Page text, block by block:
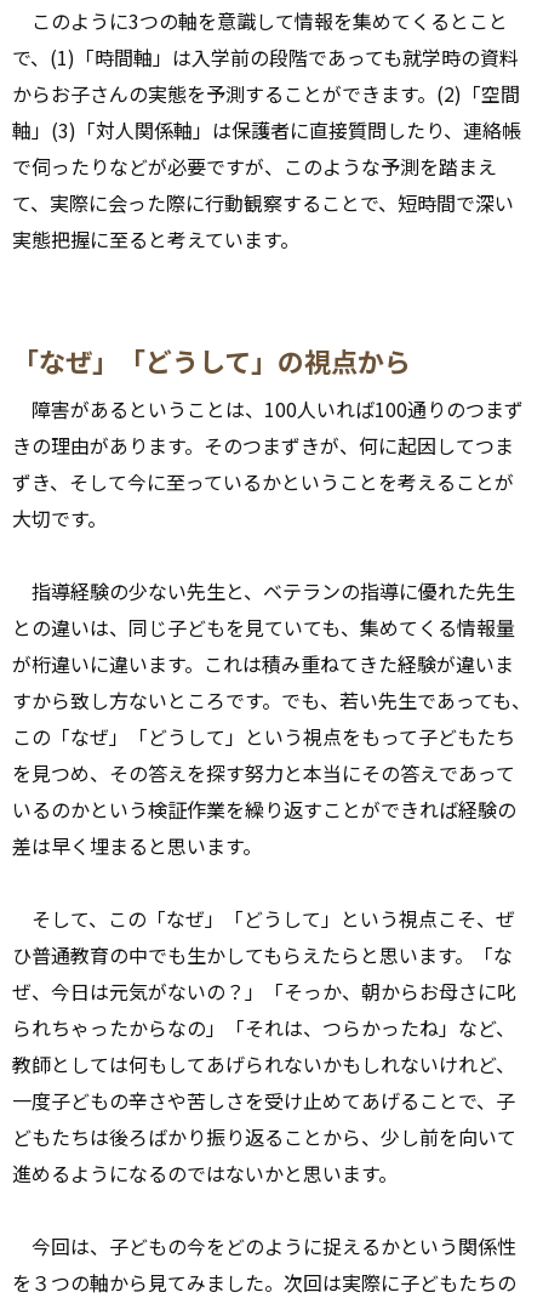
このように3つの軸を意識して情報を集めてくるとこと
で、(1)「時間軸」は入学前の段階であっても就学時の資料
からお子さんの実態を予測することができます。(2)「空間
軸」(3)「対人関係軸」は保護者に直接質問したり、連絡帳
で伺ったりなどが必要ですが、このような予測を踏まえ
て、実際に会った際に行動観察することで、短時間で深い
実態把握に至ると考えています。
「なぜ」「どうして」の視点から
障害があるということは、100人いれば100通りのつまず
きの理由があります。そのつまずきが、何に起因してつま
ずき、そして今に至っているかということを考えることが
大切です。
指導経験の少ない先生と、ベテランの指導に優れた先生
との違いは、同じ子どもを見ていても、集めてくる情報量
が桁違いに違います。これは積み重ねてきた経験が違いま
すから致し方ないところです。でも、若い先生であっても、
この「なぜ」「どうして」という視点をもって子どもたち
を見つめ、その答えを探す努力と本当にその答えであって
いるのかという検証作業を繰り返すことができれば経験の
差は早く埋まると思います。
そして、この「なぜ」「どうして」という視点こそ、ぜ
ひ普通教育の中でも生かしてもらえたらと思います。「な
ぜ、今日は元気がないの？」「そっか、朝からお母さに叱
られちゃったからなの」「それは、つらかったね」など、
教師としては何もしてあげられないかもしれないけれど、
一度子どもの辛さや苦しさを受け止めてあげることで、子
どもたちは後ろばかり振り返ることから、少し前を向いて
進めるようになるのではないかと思います。
今回は、子どもの今をどのように捉えるかという関係性
を３つの軸から見てみました。次回は実際に子どもたちの